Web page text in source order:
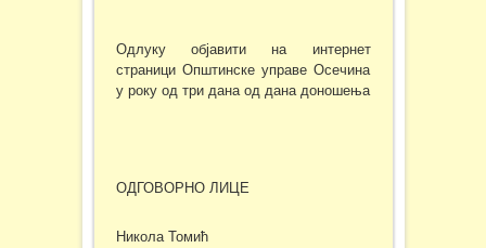
Одлуку објавити на интернет
страници Општинске управе Осечина
у року од три дана од дана доношења
ОДГОВОРНО ЛИЦЕ
Никола Томић